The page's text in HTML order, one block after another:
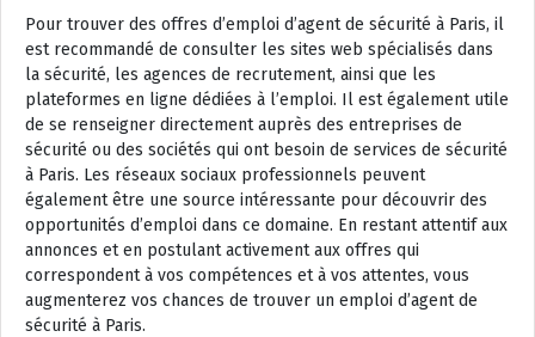
Pour trouver des offres d’emploi d’agent de sécurité à Paris, il
est recommandé de consulter les sites web spécialisés dans
la sécurité, les agences de recrutement, ainsi que les
plateformes en ligne dédiées à l’emploi. Il est également utile
de se renseigner directement auprès des entreprises de
sécurité ou des sociétés qui ont besoin de services de sécurité
à Paris. Les réseaux sociaux professionnels peuvent
également être une source intéressante pour découvrir des
opportunités d’emploi dans ce domaine. En restant attentif aux
annonces et en postulant activement aux offres qui
correspondent à vos compétences et à vos attentes, vous
augmenterez vos chances de trouver un emploi d’agent de
sécurité à Paris.